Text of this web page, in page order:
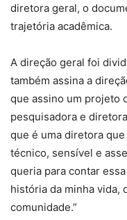
diretora geral, o
trajetória acadêmica.
A direção geral foi
também assina a
que assino um projeto
pesquisadora e
que é uma diretora
técnico, sensível e
queria para contar
história da minha vida,
comunidade.”